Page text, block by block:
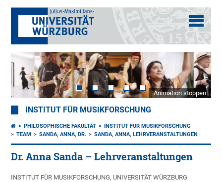
Animation stoppen
INSTITUT FÜR MUSIKFORSCHUNG
PHILOSOPHISCHE FAKULTÄT
INSTITUT FÜR MUSIKFORSCHUNG
TEAM
SANDA, ANNA, DR. SANDA, ANNA, LEHRVERANSTALTUNGEN
Dr. Anna Sanda – Lehrveranstaltungen
INSTITUT FÜR MUSIKFORSCHUNG, UNIVERSITÄT WÜRZBURG